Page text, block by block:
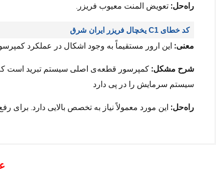
راه‌حل: تعویض المنت معیوب فریزر.
کد خطای C1 یخچال فریزر ایران شرق
معنی: این ارور مستقیماً به وجود اشکال در عملکرد
شرح مشکل: کمپرسور قطعه‌ی اصلی سیستم تبرید است که
سیستم سرمایش را در پی دارد
راه‌حل: این مورد معمولاً نیاز به تخصص بالایی دارد.